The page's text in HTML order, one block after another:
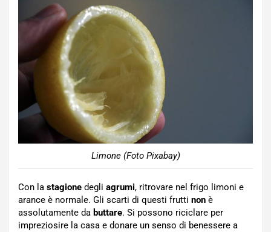
Limone (Foto Pixabay)
Con la stagione degli agrumi, ritrovare nel frigo limoni e
arance è normale. Gli scarti di questi frutti non è
assolutamente da buttare. Si possono riciclare per
impreziosire la casa e donare un senso di benessere a